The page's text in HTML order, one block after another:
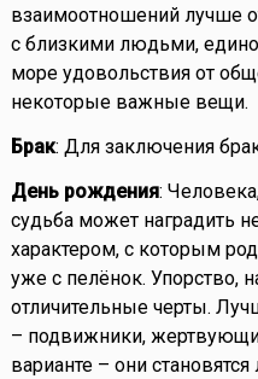
взаимоотношений лучше
с близкими людьми,
море удовольствия от
некоторые важные вещи.
Брак: Для заключения
День рождения:
судьба может наградить
характером, с которым
уже с пелёнок. Упорство,
отличительные черты.
– подвижники,
варианте – они